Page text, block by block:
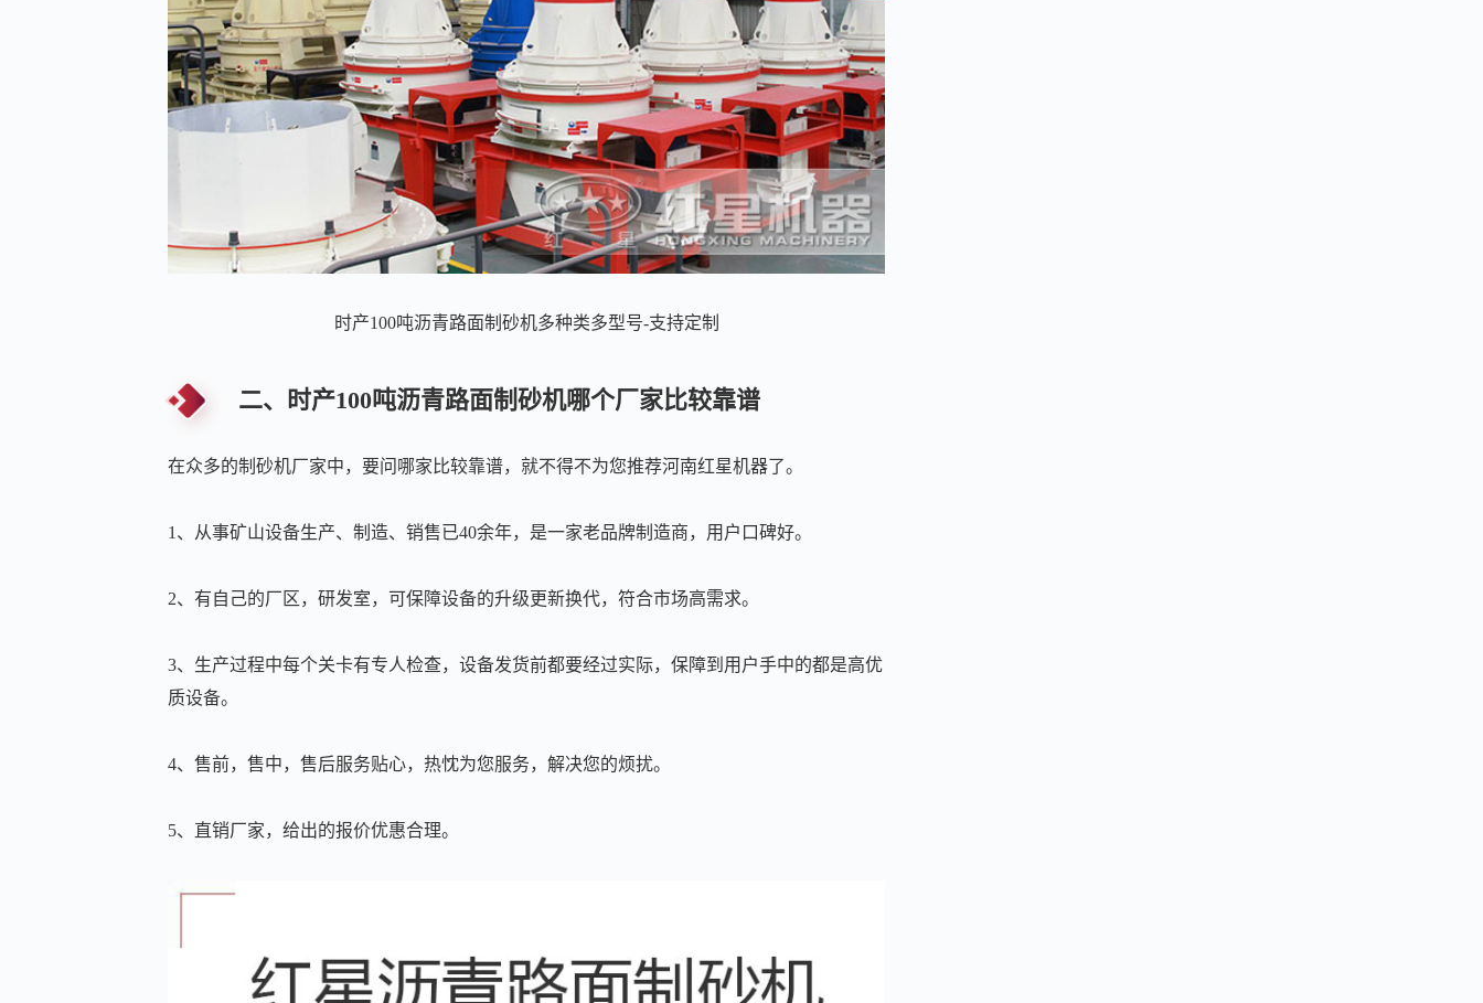
时产100吨沥青路面制砂机多种类多型号-支持定制
二、时产100吨沥青路面制砂机哪个厂家比较靠谱
在众多的制砂机厂家中，要问哪家比较靠谱，就不得不为您推荐河南红星机器了。
1、从事矿山设备生产、制造、销售已40余年，是一家老品牌制造商，用户口碑好。
2、有自己的厂区，研发室，可保障设备的升级更新换代，符合市场高需求。
3、生产过程中每个关卡有专人检查，设备发货前都要经过实际，保障到用户手中的都是高优
质设备。
4、售前，售中，售后服务贴心，热忱为您服务，解决您的烦扰。
5、直销厂家，给出的报价优惠合理。